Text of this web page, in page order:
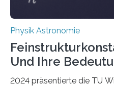
Physik Astronomie
Und Ihre
2024 präsentierte die TU